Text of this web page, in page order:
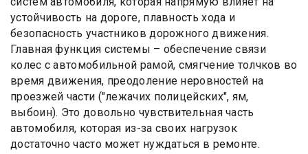
устойчивость на дороге, плавность хода и
безопасность участников дорожного движения.
Главная функция системы – обеспечение связи
колес с автомобильной рамой, смягчение толчков во
время движения, преодоление неровностей на
проезжей части ("лежачих полицейских", ям,
выбоин). Это довольно чувствительная часть
автомобиля, которая из-за своих нагрузок
достаточно часто может нуждаться в ремонте.